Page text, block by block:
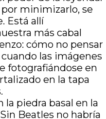
minimizarlo, se
Está allí
más cabal
cómo no pensar
las imágenes
fotografiándose en
en la tapa
la piedra basal en la
Beatles no habría